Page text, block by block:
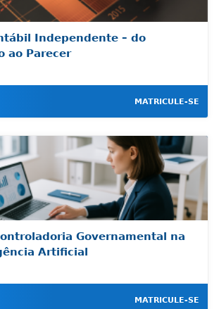
Independente – do
ao Parecer
MATRICULE-SE
Governamental na
Artificial
MATRICULE-SE